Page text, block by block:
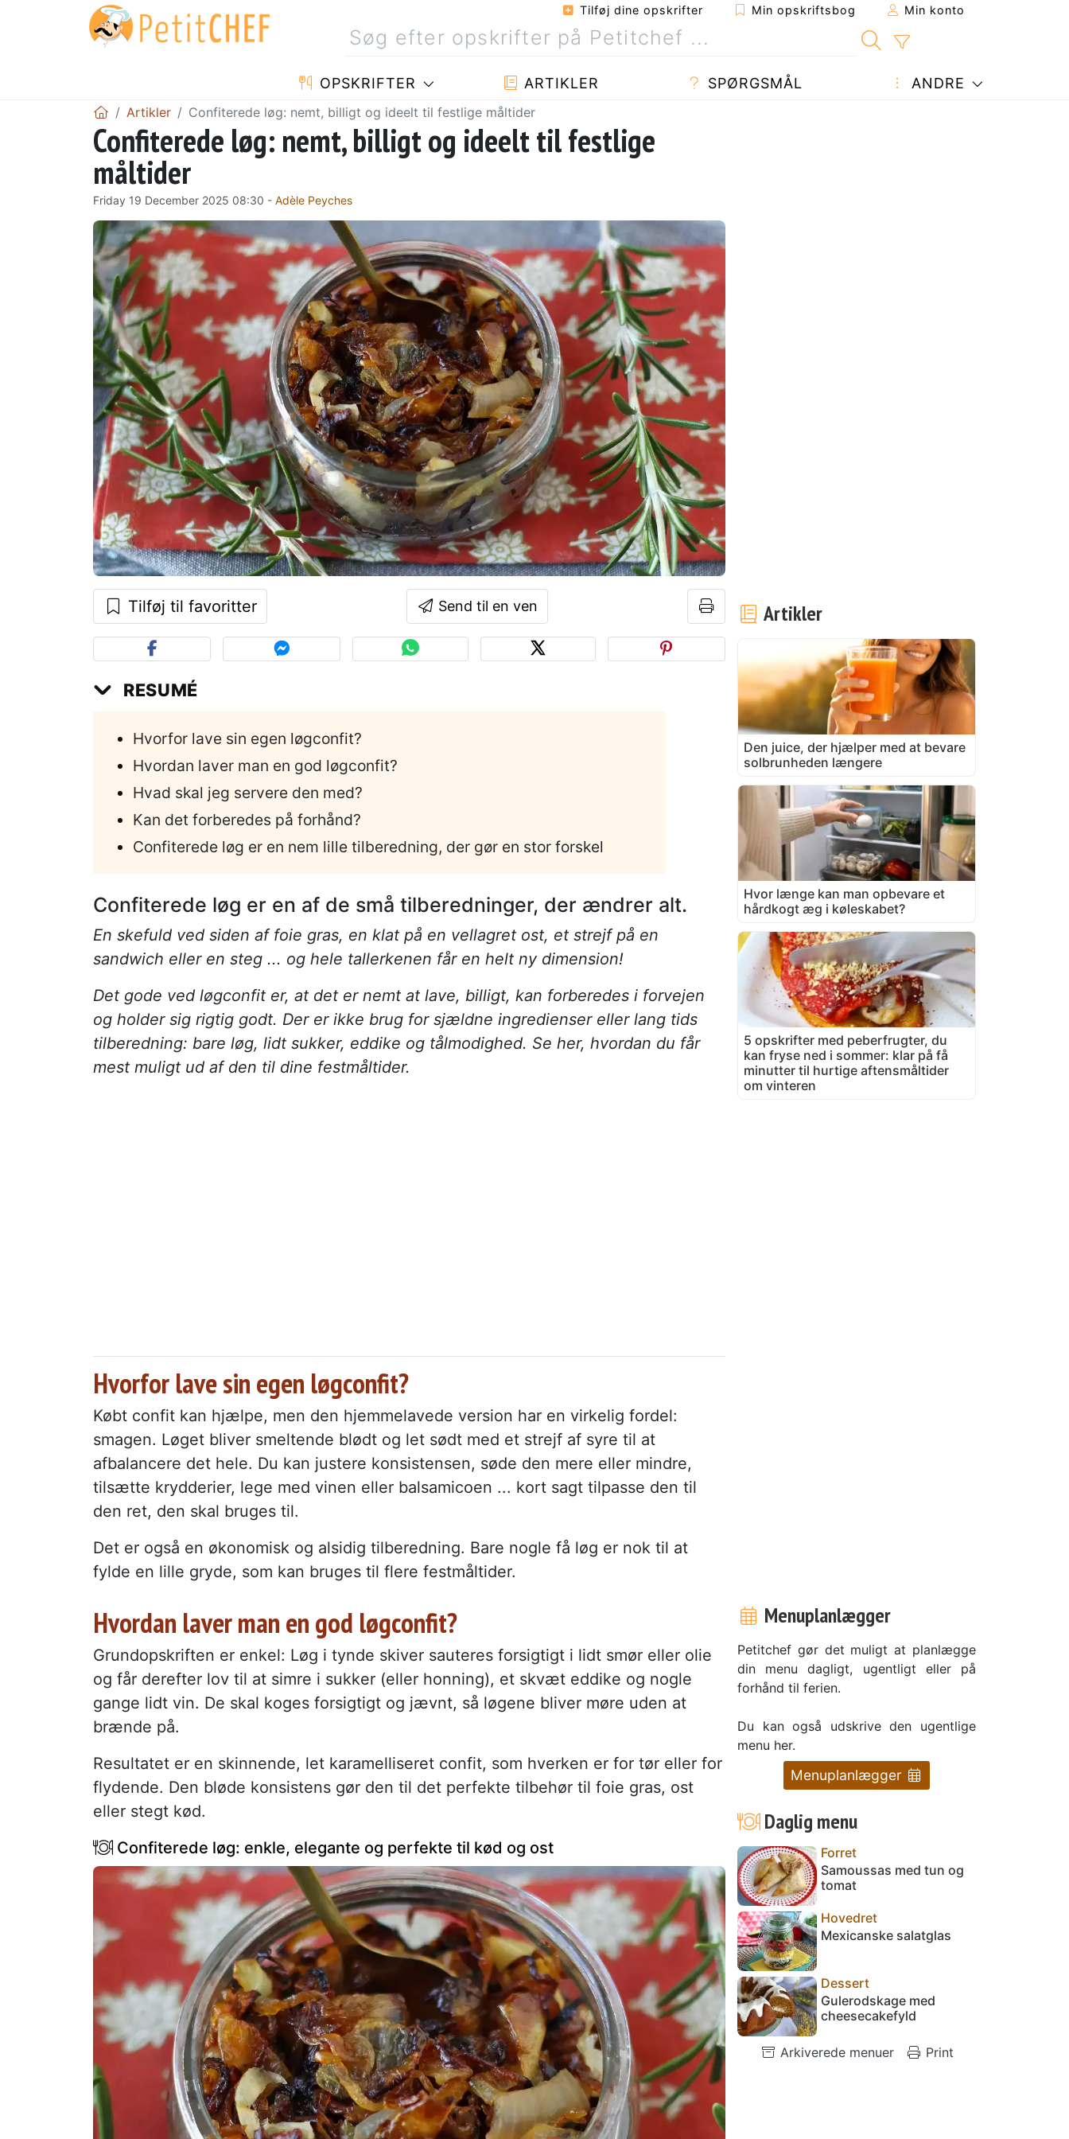
Tilføj dine opskrifter Min opskriftsbog Min konto
OPSKRIFTER ARTIKLER SPØRGSMÅL ANDRE
Artikler Confiterede løg: nemt, billigt og ideelt til festlige måltider
Confiterede løg: nemt, billigt og ideelt til festlige
måltider
Friday 19 December 2025 08:30 - Adèle Peyches
Tilføj til favoritter Send til en ven
RESUMÉ
Hvorfor lave sin egen løgconfit?
Hvordan laver man en god løgconfit?
Hvad skal jeg servere den med?
Kan det forberedes på forhånd?
Confiterede løg er en nem lille tilberedning, der gør en stor forskel
Confiterede løg er en af de små tilberedninger, der ændrer alt.
En skefuld ved siden af foie gras, en klat på en vellagret ost, et strejf på en
sandwich eller en steg ... og hele tallerkenen får en helt ny dimension!
Det gode ved løgconfit er, at det er nemt at lave, billigt, kan forberedes i forvejen
og holder sig rigtig godt. Der er ikke brug for sjældne ingredienser eller lang tids
tilberedning: bare løg, lidt sukker, eddike og tålmodighed. Se her, hvordan du får
mest muligt ud af den til dine festmåltider.
Hvorfor lave sin egen løgconfit?
Købt confit kan hjælpe, men den hjemmelavede version har en virkelig fordel:
smagen. Løget bliver smeltende blødt og let sødt med et strejf af syre til at
afbalancere det hele. Du kan justere konsistensen, søde den mere eller mindre,
tilsætte krydderier, lege med vinen eller balsamicoen ... kort sagt tilpasse den til
den ret, den skal bruges til.
Det er også en økonomisk og alsidig tilberedning. Bare nogle få løg er nok til at
fylde en lille gryde, som kan bruges til flere festmåltider.
Hvordan laver man en god løgconfit?
Grundopskriften er enkel: Løg i tynde skiver sauteres forsigtigt i lidt smør eller olie
og får derefter lov til at simre i sukker (eller honning), et skvæt eddike og nogle
gange lidt vin. De skal koges forsigtigt og jævnt, så løgene bliver møre uden at
brænde på.
Resultatet er en skinnende, let karamelliseret confit, som hverken er for tør eller for
flydende. Den bløde konsistens gør den til det perfekte tilbehør til foie gras, ost
eller stegt kød.
Confiterede løg: enkle, elegante og perfekte til kød og ost
Artikler
Den juice, der hjælper med at bevare
solbrunheden længere
Hvor længe kan man opbevare et
hårdkogt æg i køleskabet?
5 opskrifter med peberfrugter, du
kan fryse ned i sommer: klar på få
minutter til hurtige aftensmåltider
om vinteren
Menuplanlægger
Petitchef gør det muligt at planlægge
din menu dagligt, ugentligt eller på
forhånd til ferien.
Du kan også udskrive den ugentlige
menu her.
Menuplanlægger
Daglig menu
Forret
Samoussas med tun og
tomat
Hovedret
Mexicanske salatglas
Dessert
Gulerodskage med
cheesecakefyld
Arkiverede menuer Print